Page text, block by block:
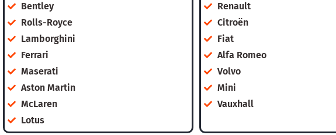
Bentley
Rolls-Royce
Lamborghini
Ferrari
Maserati
Aston Martin
McLaren
Lotus
Renault
Citroën
Fiat
Alfa Romeo
Volvo
Mini
Vauxhall